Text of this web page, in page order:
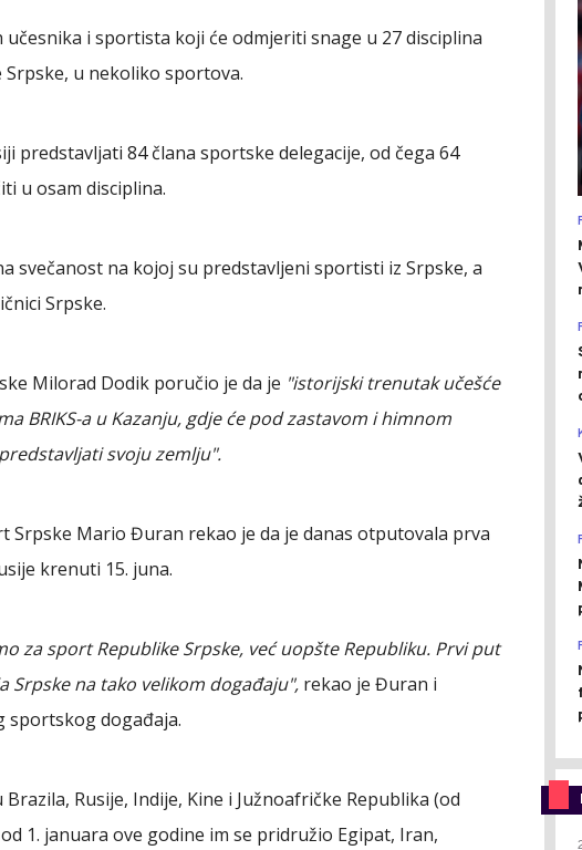
učesnika i sportista koji će odmjeriti snage u 27 disciplina
u nekoliko sportova.
predstavljati 84 člana sportske delegacije, od čega 64
u osam disciplina.
svečanost na kojoj su predstavljeni sportisti iz Srpske, a
Srpske.
Milorad Dodik poručio je da je "istorijski trenutak učešće
BRIKS-a u Kazanju, gdje će pod zastavom i himnom
svoju zemlju".
Srpske Mario Đuran rekao je da je danas otputovala prva
krenuti 15. juna.
za sport Republike Srpske, već uopšte Republiku. Prvi put
Srpske na tako velikom događaju", rekao je Đuran i
sportskog događaja.
Rusije, Indije, Kine i Južnoafričke Republika (od
1. januara ove godine im se pridružio Egipat, Iran,